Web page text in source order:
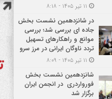
در شانزدهمین نشست بخش
جاده ای بررسی شد؛ بررسی
موانع و راهکارهای تسهیل
تردد ناوگان ایرانی در مرز سرو
شانزدهمین نشست بخش
فورواردری در انجمن ایران
برگزار شد